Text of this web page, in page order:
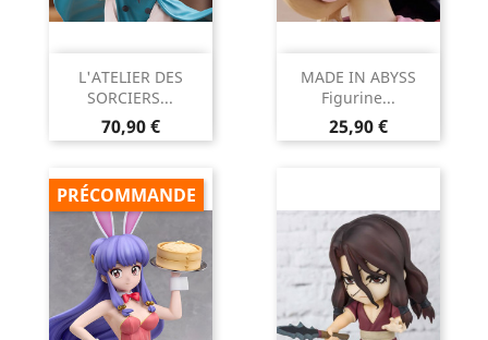
L'ATELIER DES
SORCIERS...
Prix
70,90 €
MADE IN ABYSS
Figurine...
Prix
25,90 €
PRÉCOMMANDE